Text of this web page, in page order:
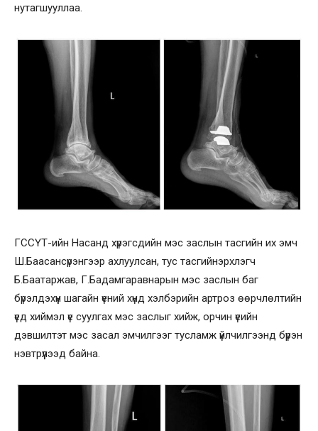
нутагшууллаа.
ГССҮТ-ийн Насанд хүрэгсдийн мэс заслын тасгийн их эмч
Ш.Баасансүрэнгээр ахлуулсан, тус тасгийнэрхлэгч
Б.Баатаржав, Г.Бадамгаравнарын мэс заслын баг
бүрэлдэхүүн шагайн үений хүнд хэлбэрийн артроз өөрчлөлтийн
үед хиймэл үе суулгах мэс заслыг хийж, орчин үеийн
дэвшилтэт мэс засал эмчилгээг тусламж үйлчилгээнд бүрэн
нэвтрүүлээд байна.